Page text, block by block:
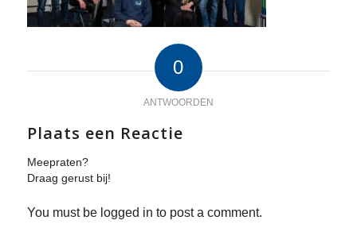
0
ANTWOORDEN
Plaats een Reactie
Meepraten?
Draag gerust bij!
You must be logged in to post a comment.